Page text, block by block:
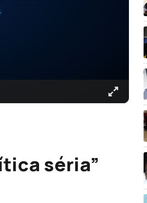
séria”